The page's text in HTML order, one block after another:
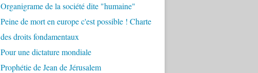
Organigrame de la société dite "humaine"
Peine de mort en europe c'est possible ! Charte
des droits fondamentaux
Pour une dictature mondiale
Prophétie de Jean de Jérusalem